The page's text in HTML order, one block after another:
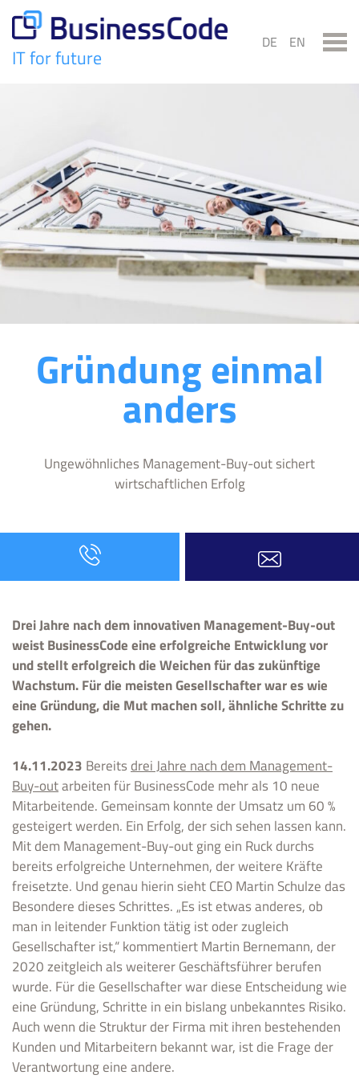
content
IT for future
DE EN
Gründung einmal
anders
Ungewöhnliches Management-Buy-out sichert
wirtschaftlichen Erfolg
Drei Jahre nach dem innovativen Management-Buy-out
weist BusinessCode eine erfolgreiche Entwicklung vor
und stellt erfolgreich die Weichen für das zukünftige
Wachstum. Für die meisten Gesellschafter war es wie
eine Gründung, die Mut machen soll, ähnliche Schritte zu
gehen.
14.11.2023 Bereitsdrei Jahre nach dem Management-
Buy-outarbeiten für BusinessCode mehr als 10 neue
Mitarbeitende. Gemeinsam konnte der Umsatz um 60 %
gesteigert werden. Ein Erfolg, der sich sehen lassen kann.
Mit dem Management-Buy-out ging ein Ruck durchs
bereits erfolgreiche Unternehmen, der weitere Kräfte
freisetzte. Und genau hierin sieht CEO Martin Schulze das
Besondere dieses Schrittes. „Es ist etwas anderes, ob
man in leitender Funktion tätig ist oder zugleich
Gesellschafter ist,“ kommentiert Martin Bernemann, der
2020 zeitgleich als weiterer Geschäftsführer berufen
wurde. Für die Gesellschafter war diese Entscheidung wie
eine Gründung, Schritte in ein bislang unbekanntes Risiko.
Auch wenn die Struktur der Firma mit ihren bestehenden
Kunden und Mitarbeitern bekannt war, ist die Frage der
Verantwortung eine andere.